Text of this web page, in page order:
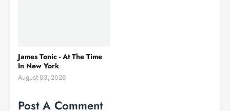
James Tonic - At The Time
In New York
August 03, 2026
Post A Comment